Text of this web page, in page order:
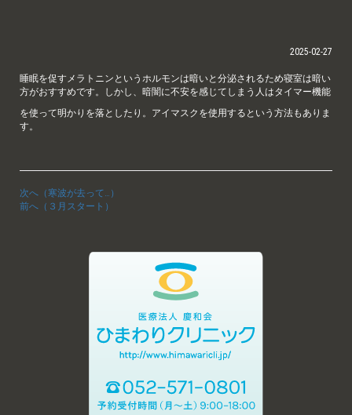
2025-02-27
睡眠を促すメラトニンというホルモンは暗いと分泌されるため寝室は暗い
方がおすすめです。しかし、暗闇に不安を感じてしまう人はタイマー機能
を使って明かりを落としたり。アイマスクを使用するという方法もありま
す。
次へ（寒波が去って…）
前へ（３月スタート）